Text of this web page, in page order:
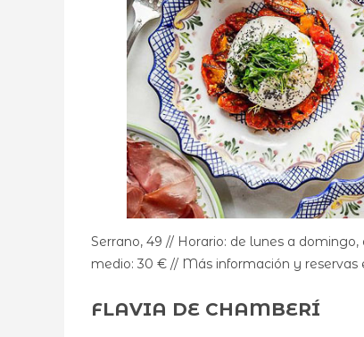
Serrano, 49 // Horario: de lunes a
medio: 30 € // Más información y reservas
FLAVIA DE CHAMBERÍ